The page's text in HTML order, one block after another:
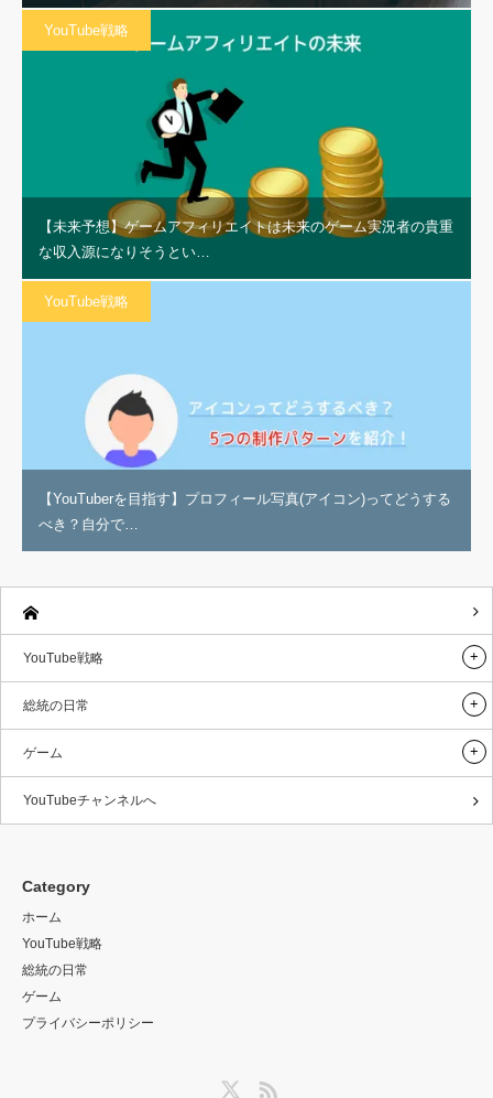
YouTube戦略
【未来予想】ゲームアフィリエイトは未来のゲーム実況者の貴重
な収入源になりそうとい…
YouTube戦略
【YouTuberを目指す】プロフィール写真(アイコン)ってどうする
べき？自分で…
YouTube戦略
総統の日常
ゲーム
YouTubeチャンネルへ
Category
ホーム
YouTube戦略
総統の日常
ゲーム
プライバシーポリシー